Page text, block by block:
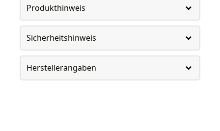
Produkthinweis
Sicherheitshinweis
Herstellerangaben